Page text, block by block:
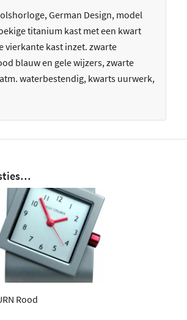
German Design, model
titanium kast met een kwart
vierkante kast inzet. zwarte
blauw en gele wijzers, zwarte
waterbestendig, kwarts uurwerk,
Rood